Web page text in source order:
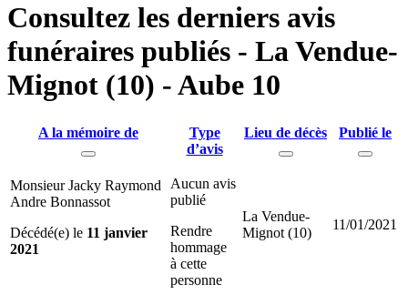
Consultez les derniers avis
funéraires publiés - La Vendue-
Mignot (10) - Aube 10
A la mémoire de
Type
d’avis
Lieu de décès Publié le
Monsieur Jacky Raymond
Andre Bonnassot
Décédé(e) le 11 janvier
2021
Aucun avis
publié
Rendre
hommage
à cette
personne
La Vendue-
Mignot (10)
11/01/2021